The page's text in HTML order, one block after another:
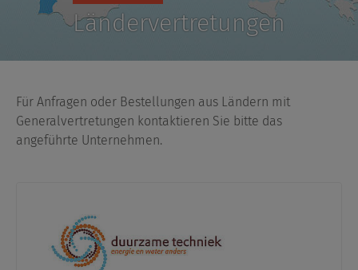
Ländervertretungen
International
Für Anfragen oder Bestellungen aus Ländern mit
Generalvertretungen kontaktieren Sie bitte das
angeführte Unternehmen.